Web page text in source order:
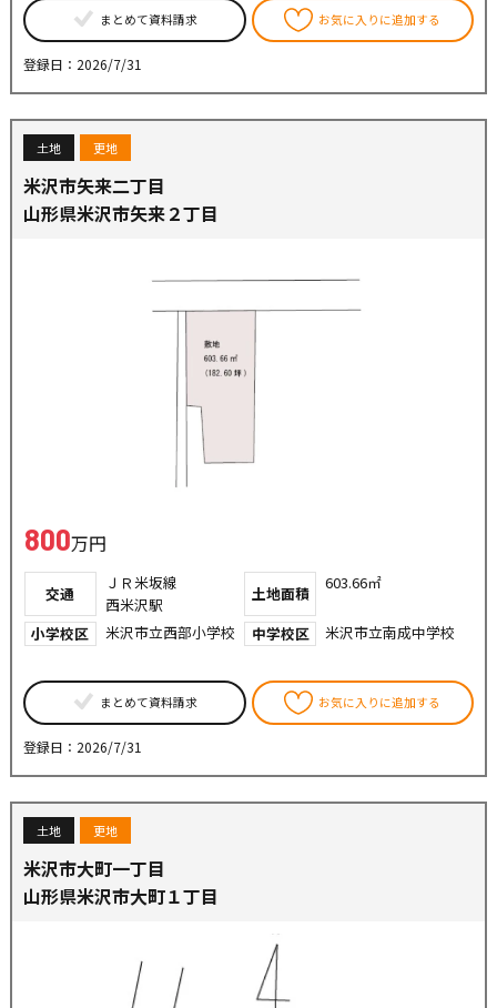
まとめて資料請求 お気に入りに追加する
登録日：2026/7/31
土地 更地
米沢市矢来二丁目
山形県米沢市矢来２丁目
800万円
交通
ＪＲ米坂線
西米沢駅
土地面積
603.66㎡
小学校区 米沢市立西部小学校 中学校区 米沢市立南成中学校
まとめて資料請求 お気に入りに追加する
登録日：2026/7/31
土地 更地
米沢市大町一丁目
山形県米沢市大町１丁目